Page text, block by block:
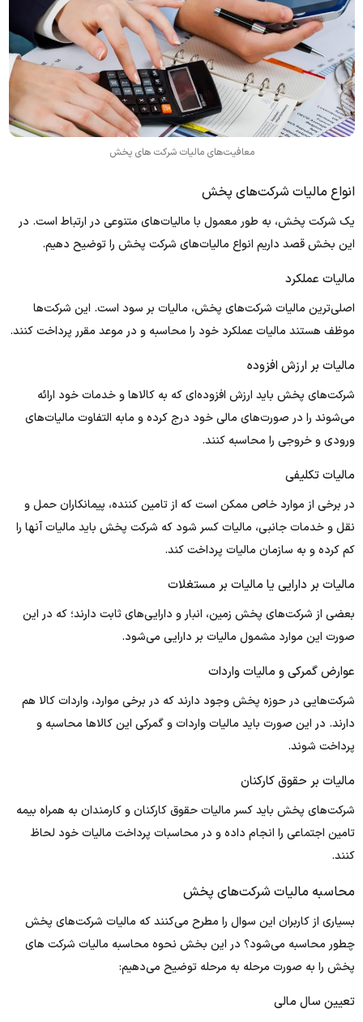
معافیت‌های مالیات شرکت های پخش
انواع مالیات شرکت‌های پخش
یک شرکت پخش، به طور معمول با مالیات‌های متنوعی در ارتباط است. در
این بخش قصد داریم انواع مالیات‌های شرکت پخش را توضیح دهیم.
مالیات عملکرد
اصلی‌ترین مالیات شرکت‌های پخش، مالیات بر سود است. این شرکت‌ها
موظف هستند مالیات عملکرد خود را محاسبه و در موعد مقرر پرداخت کنند.
مالیات بر ارزش افزوده
شرکت‌های پخش باید ارزش افزوده‌ای که به کالاها و خدمات خود ارائه
می‌شوند را در صورت‌های مالی خود درج کرده و مابه التفاوت مالیات‌های
ورودی و خروجی را محاسبه کنند.
مالیات تکلیفی
در برخی از موارد خاص ممکن است که از تامین کننده، پیمانکاران حمل و
نقل و خدمات جانبی، مالیات کسر شود که شرکت پخش باید مالیات آنها را
کم کرده و به سازمان مالیات پرداخت کند.
مالیات بر دارایی یا مالیات بر مستغلات
بعضی از شرکت‌های پخش زمین، انبار و دارایی‌های ثابت دارند؛ که در این
صورت این موارد مشمول مالیات بر دارایی می‌شود.
عوارض گمرکی و مالیات واردات
شرکت‌هایی در حوزه پخش وجود دارند که در برخی موارد، واردات کالا هم
دارند. در این صورت باید مالیات واردات و گمرکی این کالاها محاسبه و
پرداخت شوند.
مالیات بر حقوق کارکنان
شرکت‌های پخش باید کسر مالیات حقوق کارکنان و کارمندان به همراه بیمه
تامین اجتماعی را انجام داده و در محاسبات پرداخت مالیات خود لحاظ
کنند.
محاسبه مالیات شرکت‌های پخش
بسیاری از کاربران این سوال را مطرح می‌کنند که مالیات شرکت‌های پخش
چطور محاسبه می‌شود؟ در این بخش نحوه محاسبه مالیات شرکت‌ های
پخش را به صورت مرحله به مرحله توضیح می‌دهیم:
تعیین سال مالی